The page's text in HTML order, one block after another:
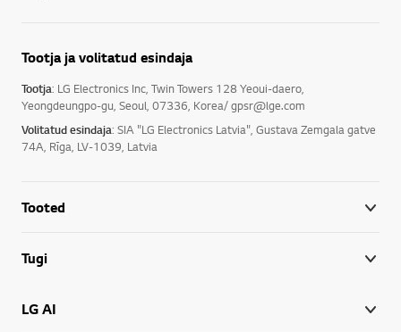
Tootja ja volitatud esindaja
Tootja: LG Electronics Inc, Twin Towers 128 Yeoui-daero,
Yeongdeungpo-gu, Seoul, 07336, Korea/ gpsr@lge.com
Volitatud esindaja: SIA "LG Electronics Latvia", Gustava Zemgala gatve
74A, Rīga, LV-1039, Latvia
Tooted
Tugi
LG AI